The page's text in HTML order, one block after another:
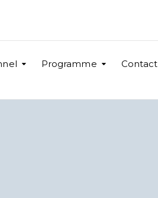
Programme Contact